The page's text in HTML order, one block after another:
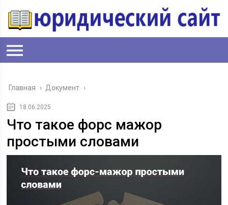
Главная › Документ ›
18.06.2025
Что такое форс мажор
простыми словами